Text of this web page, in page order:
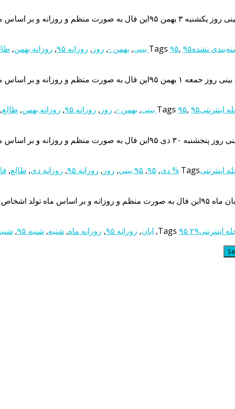
بروزرسانی می شود بنابراین شما می توانید با مراجعه به این صفحه از […]
نشده Tags ۹۵, ۹۵ بینی , بهمن -, روز , روزانه ۹۵ , روزانه بهمن,
بروزرسانی می شود بنابراین شما می توانید با مراجعه به این صفحه از […]
اینترنتی Tags ۹۵, ۹۵ بینی , بهمن -, روز , روزانه ۹۵ , روزانه بهمن, طالع,
بروزرسانی می شود بنابراین شما می توانید با مراجعه به این صفحه از […]
اینترنتیTags % دی, ۹۵, ۹۵ بینی , روز , روزانه ۹۵ , روزانه دی, طالع,
اینترنتی Tags ۹۵ ۲۹ , ابان, روزانه ۹۵ , روزانه ماه, شنبه, شنبه ۹۵ ,